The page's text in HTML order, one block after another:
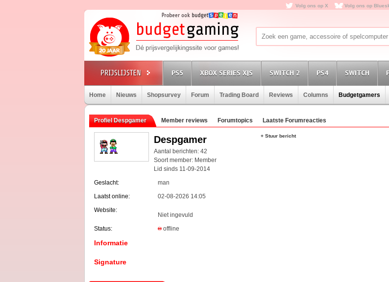
Volg ons op X Volg ons op
PS5 XBOX SERIES X|S SWITCH 2 PS4 SWITCH
Home Nieuws Shopsurvey Forum Trading Board Reviews Columns Budgetgamers
Profiel Despgamer Member reviews Forumtopics Laatste Forumreacties
Despgamer
Aantal berichten: 42
Soort member: Member
Lid sinds 11-09-2014
Geslacht:
man
Laatst online:
02-08-2026 14:05
Website:
Niet ingevuld
Status:
offline
Informatie
Signature
+ Stuur bericht